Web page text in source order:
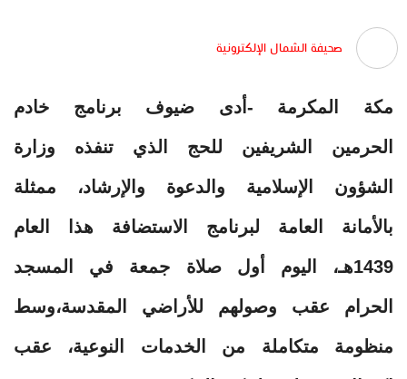
صحيفة الشمال الإلكترونية
مكة المكرمة -أدى ضيوف برنامج خادم
الحرمين الشريفين للحج الذي تنفذه وزارة
الشؤون الإسلامية والدعوة والإرشاد، ممثلة
بالأمانة العامة لبرنامج الاستضافة هذا العام
1439هـ، اليوم أول صلاة جمعة في المسجد
الحرام عقب وصولهم للأراضي المقدسة،وسط
منظومة متكاملة من الخدمات النوعية، عقب